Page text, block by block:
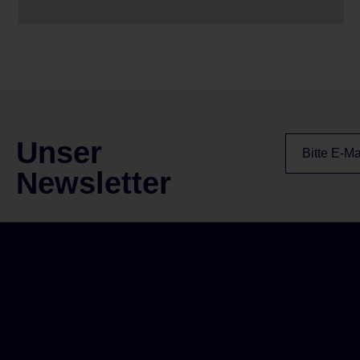
Unser
Newsletter